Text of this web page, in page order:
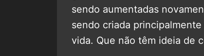
sendo aumentadas
sendo criada
vida. Que não têm ideia de